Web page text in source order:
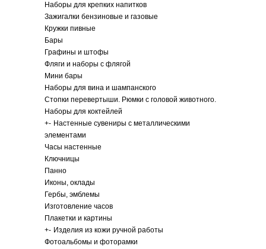
Наборы для крепких напитков
Зажигалки бензиновые и газовые
Кружки пивные
Бары
Графины и штофы
Фляги и наборы с флягой
Мини бары
Наборы для вина и шампанского
Стопки перевертыши. Рюмки с головой животного.
Наборы для коктейлей
+- Настенные сувениры с металлическими
элементами
Часы настенные
Ключницы
Панно
Иконы, оклады
Гербы, эмблемы
Изготовление часов
Плакетки и картины
+- Изделия из кожи ручной работы
Фотоальбомы и фоторамки